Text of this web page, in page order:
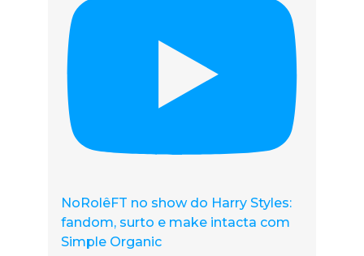
NoRolêFT no show do Harry Styles:
fandom, surto e make intacta com
Simple Organic